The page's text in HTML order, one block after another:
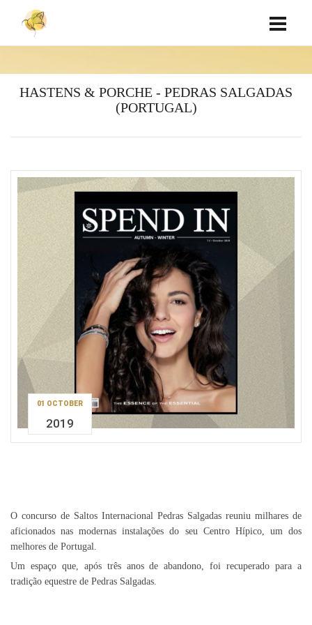
HASTENS & PORCHE - PEDRAS SALGADAS
(PORTUGAL)
01 OCTOBER
2019
O concurso de Saltos Internacional Pedras Salgadas reuniu milhares de
aficionados nas modernas instalações do seu Centro Hípico, um dos
melhores de Portugal.
Um espaço que, após três anos de abandono, foi recuperado para a
tradição equestre de Pedras Salgadas.